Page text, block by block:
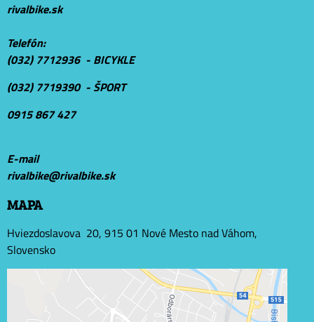
rivalbike.sk
Telefón:
(032) 7712936 - BICYKLE
(032) 7719390 - ŠPORT
0915 867 427
E-mail
rivalbike@rivalbike.sk
MAPA
Hviezdoslavova 20, 915 01 Nové Mesto nad Váhom,
Slovensko